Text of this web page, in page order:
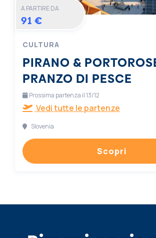
A PARTIRE DA
91 €
CULTURA
PIRANO &
PRANZO DI PESCE
Prossima partenza il 13/12
Vedi tutte le partenze
Slovenia
Scopri